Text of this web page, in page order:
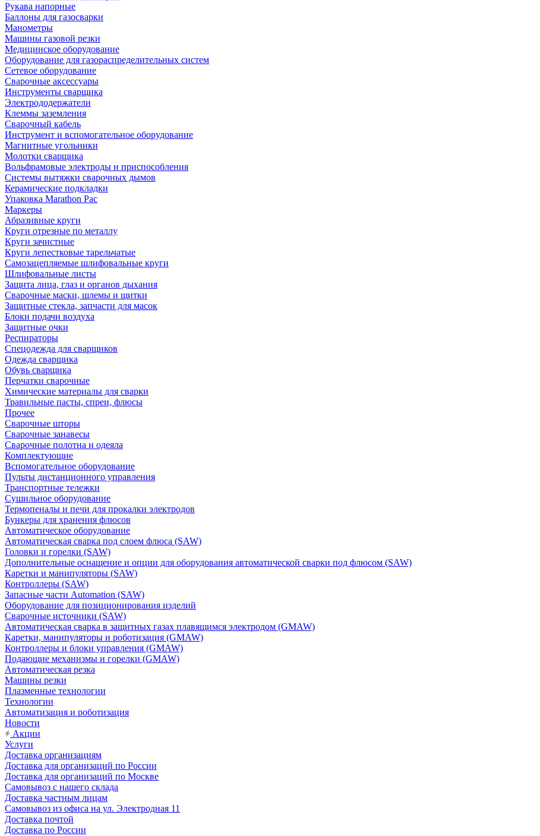
Рукава напорные
Баллоны для газосварки
Манометры
Машины газовой резки
Медицинское оборудование
Оборудование для газораспределительных систем
Сетевое оборудование
Сварочные аксессуары
Инструменты сварщика
Электрододержатели
Клеммы заземления
Сварочный кабель
Инструмент и вспомогательное оборудование
Магнитные угольники
Молотки сварщика
Вольфрамовые электроды и приспособления
Системы вытяжки сварочных дымов
Керамические подкладки
Упаковка Marathon Pac
Маркеры
Абразивные круги
Круги отрезные по металлу
Круги зачистные
Круги лепестковые тарельчатые
Самозацепляемые шлифовальные круги
Шлифовальные листы
Защита лица, глаз и органов дыхания
Сварочные маски, шлемы и щитки
Защитные стекла, запчасти для масок
Блоки подачи воздуха
Защитные очки
Респираторы
Спецодежда для сварщиков
Одежда сварщика
Обувь сварщика
Перчатки сварочные
Химические материалы для сварки
Травильные пасты, спреи, флюсы
Прочее
Сварочные шторы
Сварочные занавесы
Сварочные полотна и одеяла
Комплектующие
Вспомогательное оборудование
Пульты дистанционного управления
Транспортные тележки
Сушильное оборудование
Термопеналы и печи для прокалки электродов
Бункеры для хранения флюсов
Автоматическое оборудование
Автоматическая сварка под слоем флюса (SAW)
Головки и горелки (SAW)
Дополнительные оснащение и опции для оборудования автоматической сварки под флюсом (SAW)
Каретки и манипуляторы (SAW)
Контроллеры (SAW)
Запасные части Automation (SAW)
Оборудование для позиционирования изделий
Сварочные источники (SAW)
Автоматическая сварка в защитных газах плавящимся электродом (GMAW)
Каретки, манипуляторы и роботизация (GMAW)
Контроллеры и блоки управления (GMAW)
Подающие механизмы и горелки (GMAW)
Автоматическая резка
Машины резки
Плазменные технологии
Технологии
Автоматизация и роботизация
Новости
Акции
Услуги
Доставка организациям
Доставка для организаций по России
Доставка для организаций по Москве
Самовывоз с нашего склада
Доставка частным лицам
Самовывоз из офиса на ул. Электродная 11
Доставка почтой
Доставка по России